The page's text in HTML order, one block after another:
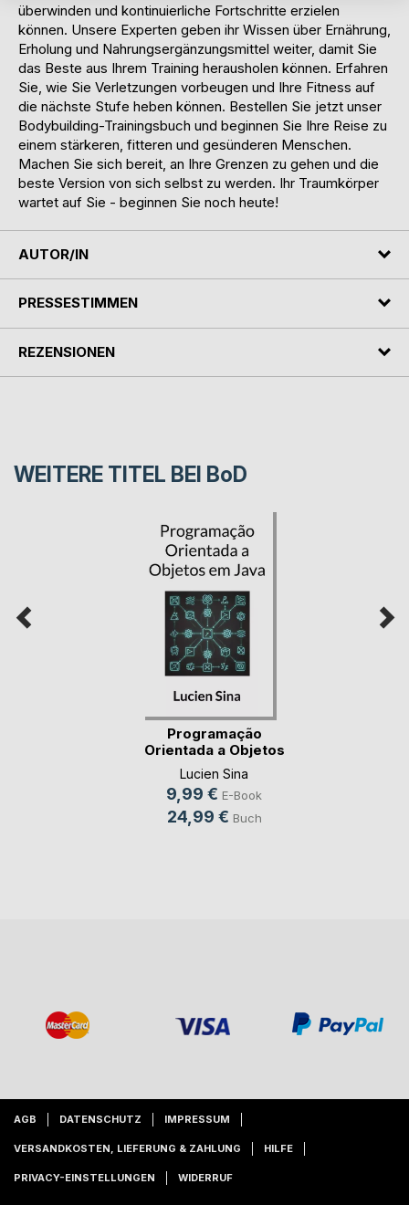
überwinden und kontinuierliche Fortschritte erzielen
können. Unsere Experten geben ihr Wissen über Ernährung,
Erholung und Nahrungsergänzungsmittel weiter, damit Sie
das Beste aus Ihrem Training herausholen können. Erfahren
Sie, wie Sie Verletzungen vorbeugen und Ihre Fitness auf
die nächste Stufe heben können. Bestellen Sie jetzt unser
Bodybuilding-Trainingsbuch und beginnen Sie Ihre Reise zu
einem stärkeren, fitteren und gesünderen Menschen.
Machen Sie sich bereit, an Ihre Grenzen zu gehen und die
beste Version von sich selbst zu werden. Ihr Traumkörper
wartet auf Sie - beginnen Sie noch heute!
AUTOR/IN
PRESSESTIMMEN
REZENSIONEN
WEITERE TITEL BEI BoD
Programação
Orientada a Objetos
em(...)
Lucien Sina
9,99 € E-Book
24,99 € Buch
AGB DATENSCHUTZ IMPRESSUM
VERSANDKOSTEN, LIEFERUNG & ZAHLUNG HILFE
PRIVACY-EINSTELLUNGEN WIDERRUF